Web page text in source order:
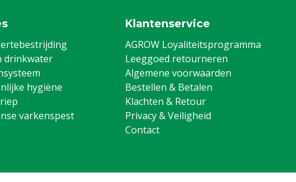
drinkwater
hygiëne
varkenspest
Klantenservice
AGROW Loyaliteitsprogramma
Leeggoed retourneren
Algemene voorwaarden
Bestellen & Betalen
Klachten & Retour
Privacy & Veiligheid
Contact